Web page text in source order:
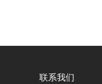
联系我们